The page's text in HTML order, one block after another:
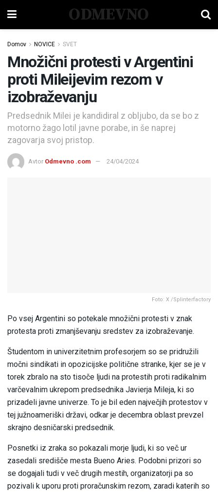
ODMEVNO
Domov NOVICE SVET
Množični protesti v Argentini
proti Mileijevim rezom v
izobraževanju
Predsednik Milei je kandidiral z obljubo, da se bo z
motorno žago lotil javne porabe, in še naprej
zagovarja svoj pristop.
Avtor Odmevno .com 24/04/2024
Foto: X /Splinterfactory
Po vsej Argentini so potekale množični protesti v znak
protesta proti zmanjševanju sredstev za izobraževanje.
Študentom in univerzitetnim profesorjem so se pridružili
močni sindikati in opozicijske politične stranke, kjer se je v
torek zbralo na sto tisoče ljudi na protestih proti radikalnim
varčevalnim ukrepom predsednika Javierja Mileja, ki so
prizadeli javne univerze. To je bil eden največjih protestov v
tej južnoameriški državi, odkar je decembra oblast prevzel
skrajno desničarski predsednik.
Posnetki iz zraka so pokazali morje ljudi, ki so več ur
zasedali središče mesta Bueno Aries. Podobni prizori so
se dogajali tudi v več drugih mestih, organizatorji pa so
pozivali k uporu proti proračunskim rezom, zaradi katerih so